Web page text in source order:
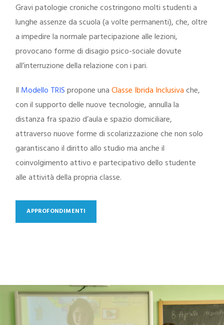
Gravi patologie croniche costringono molti studenti a
lunghe assenze da scuola (a volte permanenti), che, oltre
a impedire la normale partecipazione alle lezioni,
provocano forme di disagio psico-sociale dovute
all’interruzione della relazione con i pari.
Il Modello TRIS propone unaClasse Ibrida Inclusivache,
con il supporto delle nuove tecnologie, annulla la
distanza fra spazio d’aula e spazio domiciliare,
attraverso nuove forme di scolarizzazione che non solo
garantiscano il diritto allo studio ma anche il
coinvolgimento attivo e partecipativo dello studente
alle attività della propria classe.
APPROFONDIMENTI